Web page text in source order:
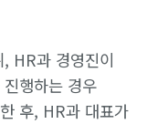
HR과 경영진이
행하는 경우
후, HR과 대표가